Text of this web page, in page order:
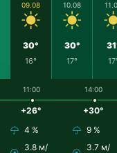
09.08
30°
16°
10.08
30°
17°
11:00
+26°
4 %
3.8 м/
14:00
+30°
9 %
3.7 м/